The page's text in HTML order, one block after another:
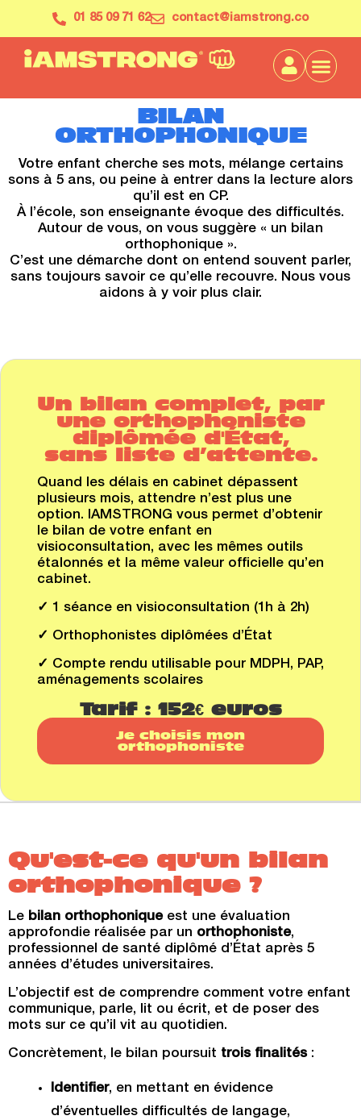
01 85 09 71 62 contact@iamstrong.co
BILAN
ORTHOPHONIQUE
Votre enfant cherche ses mots, mélange certains
sons à 5 ans, ou peine à entrer dans la lecture alors
qu’il est en CP.
À l’école, son enseignante évoque des difficultés.
Autour de vous, on vous suggère « un bilan
orthophonique ».
C’est une démarche dont on entend souvent parler,
sans toujours savoir ce qu’elle recouvre. Nous vous
aidons à y voir plus clair.
Un bilan complet, par
une orthophoniste
diplômée d'État,
sans liste d’attente.​
Quand les délais en cabinet dépassent
plusieurs mois, attendre n’est plus une
option. IAMSTRONG vous permet d’obtenir
le bilan de votre enfant en
visioconsultation, avec les mêmes outils
étalonnés et la même valeur officielle qu’en
cabinet.
✓ 1 séance en visioconsultation (1h à 2h)
✓ Orthophonistes diplômées d’État
✓ Compte rendu utilisable pour MDPH, PAP,
aménagements scolaires
Tarif : 152€ euros
Je choisis mon
orthophoniste
Qu'est-ce qu'un bilan
orthophonique ?
Le bilan orthophoniqueest une évaluation
approfondie réalisée par un orthophoniste,
professionnel de santé diplômé d’État après 5
années d’études universitaires.
L’objectif est de comprendre comment votre enfant
communique, parle, lit ou écrit, et de poser des
mots sur ce qu’il vit au quotidien.
Concrètement, le bilan poursuit trois finalités:
Identifier, en mettant en évidence
d’éventuelles difficultés de langage,